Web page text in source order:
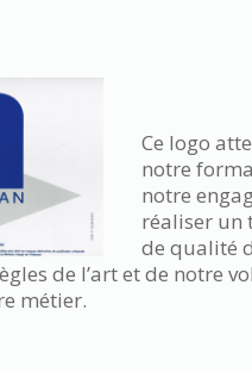
Ce logo
notre
notre
réaliser un
de qualité
de l’art et de notre
métier.